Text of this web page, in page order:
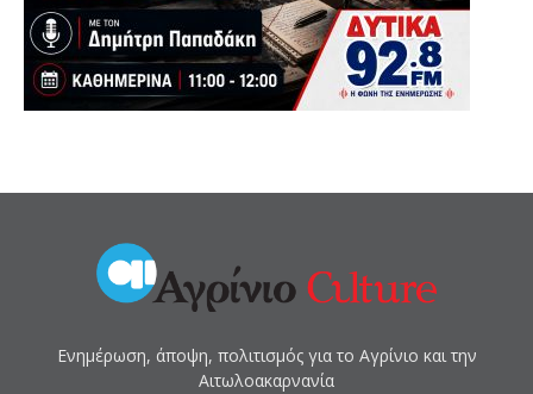
Ενημέρωση, άποψη, πολιτισμός για το Αγρίνιο και την
Αιτωλοακαρνανία